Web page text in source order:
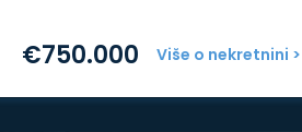
Više o nekretnini >
€750.000